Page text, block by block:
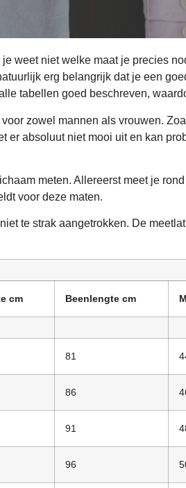
weet niet welke maat je precies
erg belangrijk dat je een
tabellen goed beschreven,
zowel mannen als vrouwen.
er absoluut niet mooi uit en kan
meten. Allereerst meet je
voor deze maten.
te strak aangetrokken. De
cm Beenlengte cm
81
86
91
96